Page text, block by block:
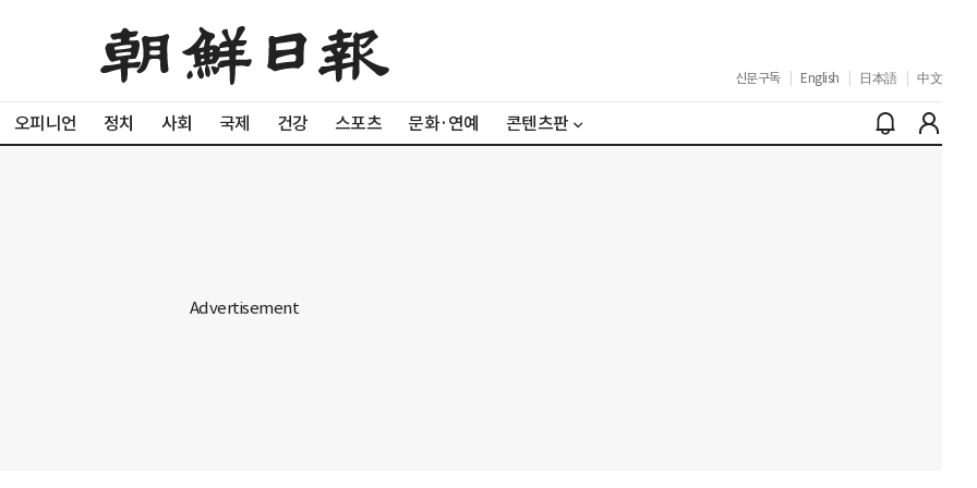
신문구독 English 日本語 中文
오피니언 정치 사회 국제 건강 스포츠 문화·연예 콘텐츠판